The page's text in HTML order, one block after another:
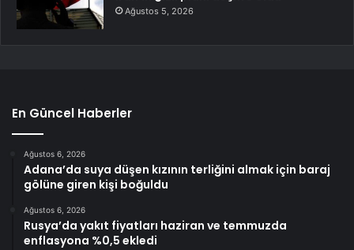
Ağustos 5, 2026
En Güncel Haberler
Ağustos 6, 2026
Adana’da suya düşen kızının terliğini almak için baraj
gölüne giren kişi boğuldu
Ağustos 6, 2026
Rusya’da yakıt fiyatları haziran ve temmuzda
enflasyona %0,5 ekledi